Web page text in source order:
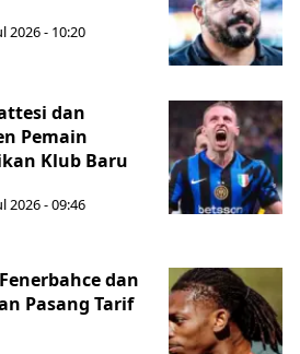
2026 - 10:20
dan
Pemain
Klub Baru
2026 - 09:46
dan
Pasang Tarif